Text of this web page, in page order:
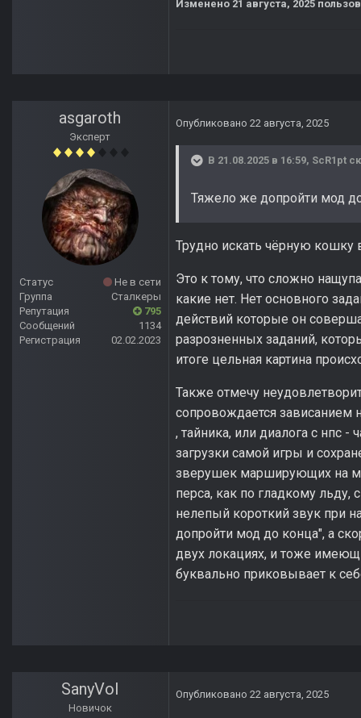
Изменено 21 августа, 2025
asgaroth
Эксперт
Статус
Не в сети
Группа
Сталкеры
Репутация
795
Сообщений
1134
Регистрация
02.02.2023
Опубликовано 22 августа, 2025
В 21.08.2025 в 16:59, ScR1pt
Тяжело же допройти мод
Трудно искать чёрную кошку
Это к тому, что сложно
какие нет. Нет основного
действий которые он
разрозненных заданий,
итоге цельная картина
Также отмечу
сопровождается зависанием
, тайника, или диалога с нпс
загрузки самой игры и
зверушек марширующих на
перса, как по гладкому
нелепый короткий звук при
допройти мод до конца", а
двух локациях, и тоже
буквально приковывает к
SanyVol
Новичок
Опубликовано 22 августа, 2025